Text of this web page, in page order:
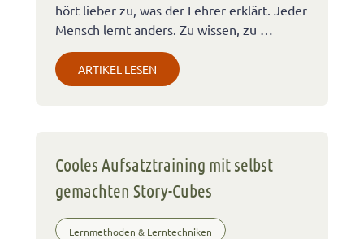
hört lieber zu, was der Lehrer erklärt. Jeder
Mensch lernt anders. Zu wissen, zu …
ARTIKEL LESEN
Cooles Aufsatztraining mit selbst
gemachten Story-Cubes
Lernmethoden & Lerntechniken